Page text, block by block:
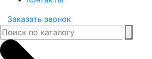
Заказать звонок